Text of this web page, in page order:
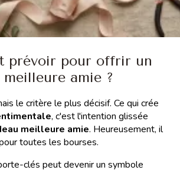
prévoir pour offrir un
amie ?
le critère le plus décisif. Ce qui crée
, c'est l'intention glissée
meilleure amie. Heureusement, il
toutes les bourses.
clés peut devenir un symbole